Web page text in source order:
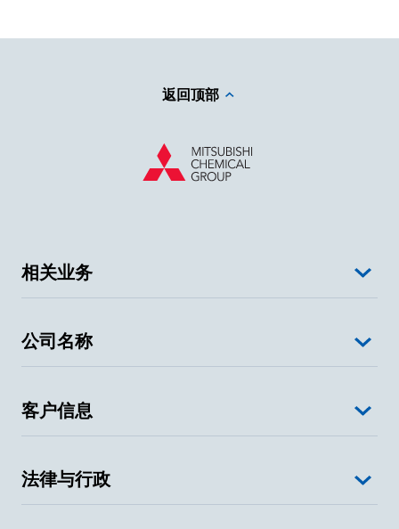
返回顶部
相关业务
公司名称
客户信息
法律与行政